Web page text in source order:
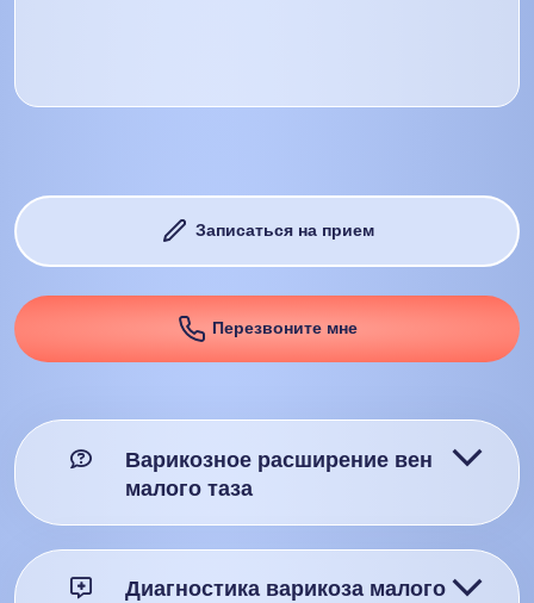
Записаться на прием
Перезвоните мне
Варикозное расширение вен
малого таза
Диагностика варикоза малого